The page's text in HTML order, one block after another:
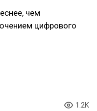
чем
цифрового
1.2K